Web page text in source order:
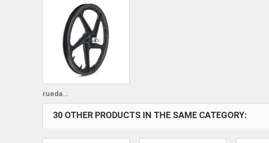
rueda...
30 OTHER PRODUCTS IN THE SAME CATEGORY: